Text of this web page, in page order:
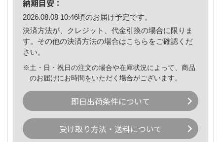
納期目安：
2026.08.08 10:46頃のお届け予定です。
決済方法が、クレジット、代金引換の場合に限りま
す。その他の決済方法の場合はこちら をご確認くだ
さい。
※土・日・祝日の注文の場合や在庫状況によって、商品
のお届けにお時間をいただく場合がございます。
即日出荷条件について
受け取り方法・送料について